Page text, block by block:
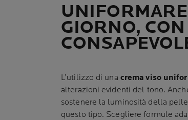
GIORNO,
L’utilizzo di una crema viso
alterazioni evidenti del tono.
sostenere la luminosità della
questo tipo. Scegliere formule